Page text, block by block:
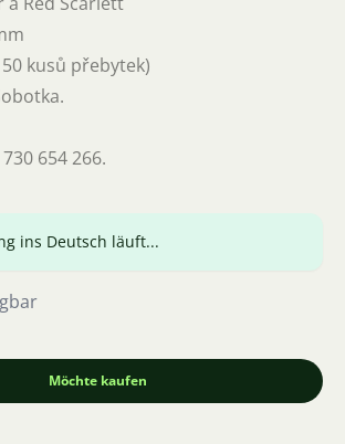
kusů přebytek)
654 266.
ins Deutsch läuft...
Möchte kaufen